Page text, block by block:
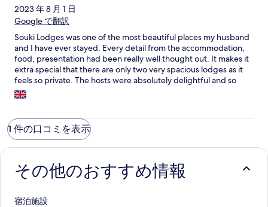
ミ
2023 年 8 月 1 日
Google で翻訳
Souki Lodges was one of the most beautiful places my husband
and I have ever stayed. Every detail from the accommodation,
food, presentation had been really well thought out. It makes it
extra special that there are only two very spacious lodges as it
feels so private. The hosts were absolutely delightful and so
helpful. The dinner they made for us on our first night was truly
5 star. I would highly recommend booking in for dinner at least
bikes so he could go out into the hills and explore. We are
already planning our return next summer!!
1 件の口コミを表示
その他のおすすめ情報
宿泊施設